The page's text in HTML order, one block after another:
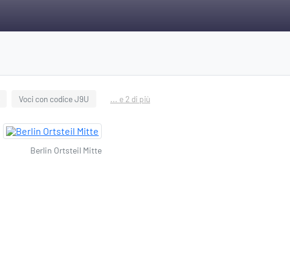
Voci con codice J9U ... e 2 di più
Berlin Ortsteil Mitte